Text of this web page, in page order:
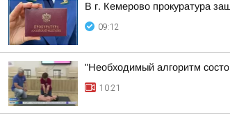
В г. Кемерово прокуратура
09:12
"Необходимый алгоритм
10:21